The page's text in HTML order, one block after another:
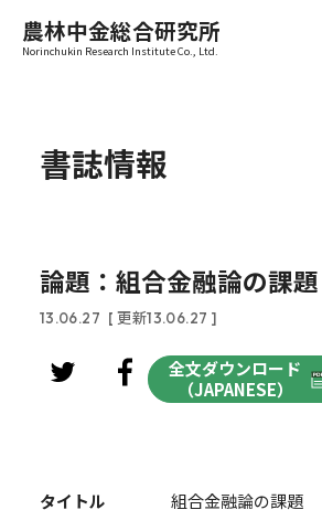
農林中金総合研究所
Norinchukin Research Institute Co., Ltd.
書誌情報
論題：組合金融論の課題
13.06.27 [ 更新13.06.27 ]
全文ダウンロード
（JAPANESE）
タイトル 組合金融論の課題